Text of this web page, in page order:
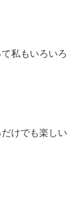
私もいろいろ
けでも楽しい